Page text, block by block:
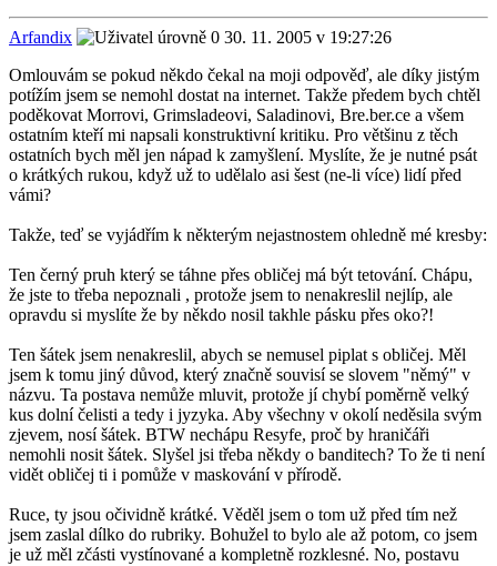
Arfandix
30. 11. 2005 v 19:27:26
Omlouvám se pokud někdo čekal na moji odpověď, ale díky jistým
potížím jsem se nemohl dostat na internet. Takže předem bych chtěl
poděkovat Morrovi, Grimsladeovi, Saladinovi, Bre.ber.ce a všem
ostatním kteří mi napsali konstruktivní kritiku. Pro většinu z těch
ostatních bych měl jen nápad k zamyšlení. Myslíte, že je nutné psát
o krátkých rukou, když už to udělalo asi šest (ne-li více) lidí před
vámi?
Takže, teď se vyjádřím k některým nejastnostem ohledně mé kresby:
Ten černý pruh který se táhne přes obličej má být tetování. Chápu,
že jste to třeba nepoznali , protože jsem to nenakreslil nejlíp, ale
opravdu si myslíte že by někdo nosil takhle pásku přes oko?!
Ten šátek jsem nenakreslil, abych se nemusel piplat s obličej. Měl
jsem k tomu jiný důvod, který značně souvisí se slovem "němý" v
názvu. Ta postava nemůže mluvit, protože jí chybí poměrně velký
kus dolní čelisti a tedy i jyzyka. Aby všechny v okolí neděsila svým
zjevem, nosí šátek. BTW nechápu Resyfe, proč by hraničáři
nemohli nosit šátek. Slyšel jsi třeba někdy o banditech? To že ti není
vidět obličej ti i pomůže v maskování v přírodě.
Ruce, ty jsou očividně krátké. Věděl jsem o tom už před tím než
jsem zaslal dílko do rubriky. Bohužel to bylo ale až potom, co jsem
je už měl zčásti vystínované a kompletně rozklesné. No, postavu